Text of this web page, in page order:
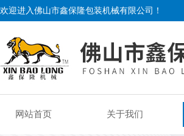
欢迎进入佛山市鑫保隆包装机械有限公司！
网站首页 关于我们